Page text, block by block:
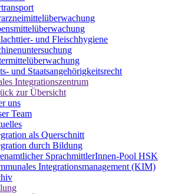
und Fleischhygiene
und Staatsangehörigkeitsrecht
Integrationszentrum
zur Übersicht
uns
Team
als Querschnitt
durch Bildung
SprachmittlerInnen-Pool HSK
Integrationsmanagement (KIM)